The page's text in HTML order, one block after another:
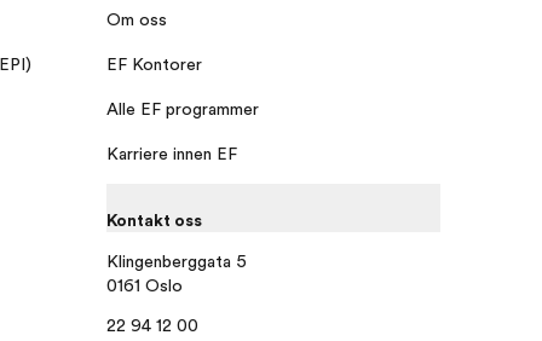
Om oss
EF Kontorer
Alle EF programmer
Karriere innen EF
Kontakt oss
Klingenberggata 5
0161 Oslo
22 94 12 00